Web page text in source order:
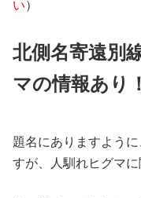
い）
北側名寄遠別
マの情報あり！
題名にありますよう
すが、人馴れヒグマ